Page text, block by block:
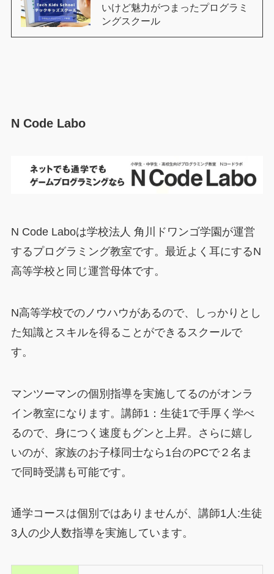
いけど魅力がつまったプログラミ
ングスクール
N Code Labo
N Code Laboは学校法人 角川ドワンゴ学園が運営
するプログラミング教室です。最近よく耳にするN
高等学校と同じ運営母体です。
N高等学校でのノウハウがあるので、しっかりとし
た知識とスキルを得ることができるスクールで
す。
マンツーマンの個別指導を実施してるのがオンラ
イン教室になります。講師1：⽣徒1で⼿厚く学べ
るので、⾝につく速度もグンと上昇。さらに嬉し
いのが、家族のお子様同士なら1台のPCで２名ま
で同時受講も可能です。
通学コースは個別ではありませんが、講師1人:生徒
3人の少人数指導を実施しています。